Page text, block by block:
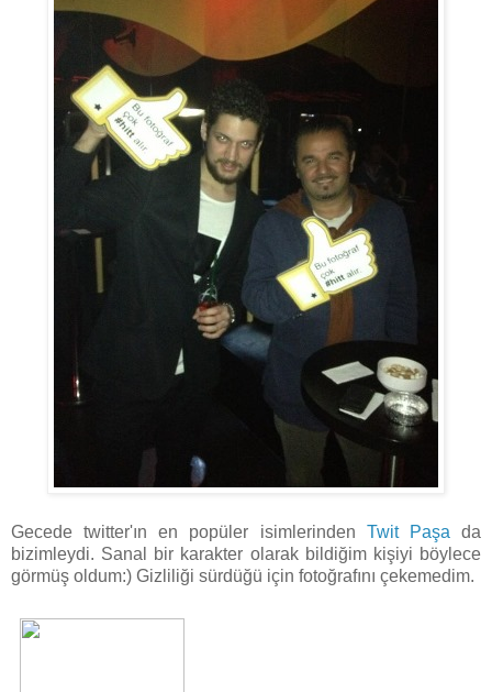
Gecede twitter'ın en popüler isimlerinden Twit Paşa da
bizimleydi. Sanal bir karakter olarak bildiğim kişiyi böylece
görmüş oldum:) Gizliliği sürdüğü için fotoğrafını çekemedim.